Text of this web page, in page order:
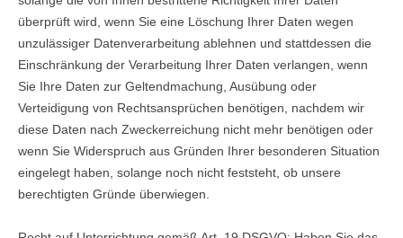
überprüft wird, wenn Sie eine Löschung Ihrer Daten wegen
unzulässiger Datenverarbeitung ablehnen und stattdessen die
Einschränkung der Verarbeitung Ihrer Daten verlangen, wenn
Sie Ihre Daten zur Geltendmachung, Ausübung oder
Verteidigung von Rechtsansprüchen benötigen, nachdem wir
diese Daten nach Zweckerreichung nicht mehr benötigen oder
wenn Sie Widerspruch aus Gründen Ihrer besonderen Situation
eingelegt haben, solange noch nicht feststeht, ob unsere
berechtigten Gründe überwiegen.